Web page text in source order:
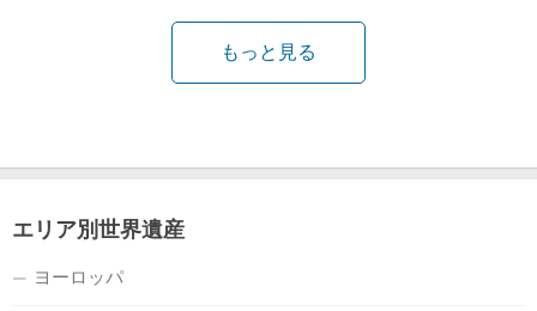
もっと見る
エリア別世界遺産
ヨーロッパ